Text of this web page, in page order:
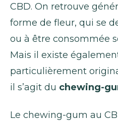
CBD. On retrouve
forme de fleur, qui se
ou à être consommée
Mais il existe
particulièrement
il s’agit du chewing-
Le chewing-gum au